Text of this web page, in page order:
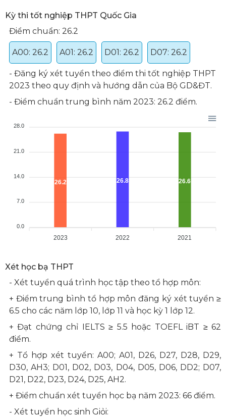
Kỳ thi tốt nghiệp THPT Quốc Gia
Điểm chuẩn: 26.2
A00: 26.2 A01: 26.2 D01: 26.2 D07: 26.2
- Đăng ký xét tuyển theo điểm thi tốt nghiệp THPT
2023 theo quy định và hướng dẫn của Bộ GD&ĐT.
- Điểm chuẩn trung bình năm 2023: 26.2 điểm.
2023 2022 2021
26.2 26.8 26.6
28.0
21.0
14.0
7.0
0.0
Xét học bạ THPT
- Xét tuyển quá trình học tập theo tổ hợp môn:
+ Điểm trung bình tổ hợp môn đăng ký xét tuyển ≥
6.5 cho các năm lớp 10, lớp 11 và học kỳ 1 lớp 12.
+ Đạt chứng chỉ IELTS ≥ 5.5 hoặc TOEFL iBT ≥ 62
điểm.
+ Tổ hợp xét tuyển: A00; A01, D26, D27, D28, D29,
D30, AH3; D01, D02, D03, D04, D05, D06, DD2; D07,
D21, D22, D23, D24, D25, AH2.
+ Điểm chuẩn xét tuyển học bạ năm 2023: 66 điểm.
- Xét tuyển học sinh Giỏi: